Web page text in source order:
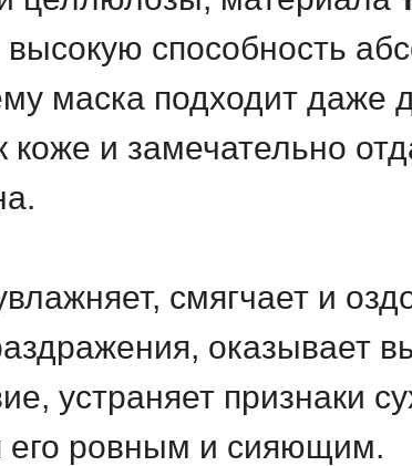
высокую способность
маска подходит даже
коже и замечательно
смягчает и
оказывает
устраняет признаки
его ровным и сияющим.